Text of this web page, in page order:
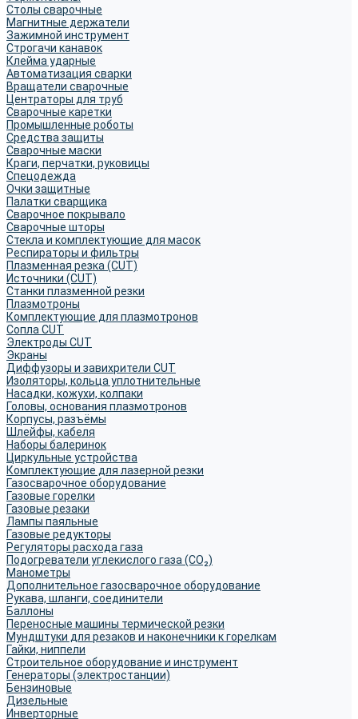
Столы сварочные
Магнитные держатели
Зажимной инструмент
Строгачи канавок
Клейма ударные
Автоматизация сварки
Вращатели сварочные
Центраторы для труб
Сварочные каретки
Промышленные роботы
Средства защиты
Сварочные маски
Краги, перчатки, руковицы
Спецодежда
Очки защитные
Палатки сварщика
Сварочное покрывало
Сварочные шторы
Стекла и комплектующие для масок
Респираторы и фильтры
Плазменная резка (CUT)
Источники (CUT)
Станки плазменной резки
Плазмотроны
Комплектующие для плазмотронов
Сопла CUT
Электроды CUT
Экраны
Диффузоры и завихрители CUT
Изоляторы, кольца уплотнительные
Насадки, кожухи, колпаки
Головы, основания плазмотронов
Корпусы, разъёмы
Шлейфы, кабеля
Наборы балеринок
Циркульные устройства
Комплектующие для лазерной резки
Газосварочное оборудование
Газовые горелки
Газовые резаки
Лампы паяльные
Газовые редукторы
Регуляторы расхода газа
Подогреватели углекислого газа (CO₂)
Манометры
Дополнительное газосварочное оборудование
Рукава, шланги, соединители
Баллоны
Переносные машины термической резки
Мундштуки для резаков и наконечники к горелкам
Гайки, ниппели
Строительное оборудование и инструмент
Генераторы (электростанции)
Бензиновые
Дизельные
Инверторные